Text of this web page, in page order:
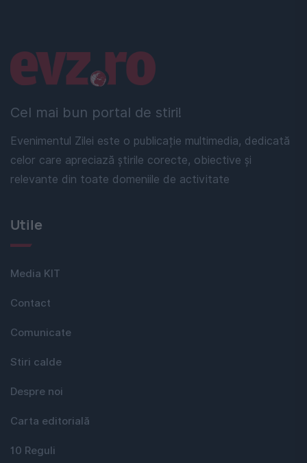
Cel mai bun portal de stiri!
Evenimentul Zilei este o publicație multimedia, dedicată
celor care apreciază știrile corecte, obiective și
relevante din toate domeniile de activitate
Linkuri utile
Utile
Media KIT
Contact
Comunicate
Stiri calde
Despre noi
Carta editorială
10 Reguli